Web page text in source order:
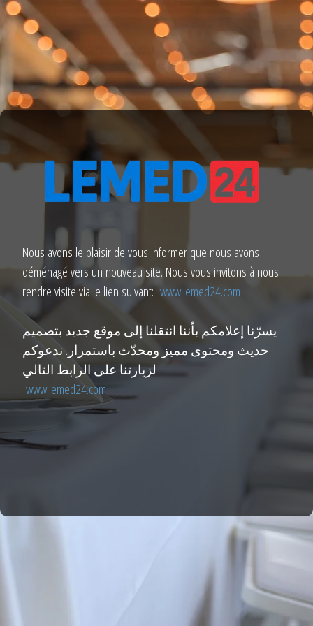
Nous avons le plaisir de vous informer que nous avons
déménagé vers un nouveau site. Nous vous invitons à nous
rendre visite via le lien suivant:www.lemed24.com
يسرّنا إعلامكم بأننا انتقلنا إلى موقع جديد بتصميم
حديث ومحتوى مميز ومحدّث باستمرار. ندعوكم
لزيارتنا على الرابط التالي
www.lemed24.com